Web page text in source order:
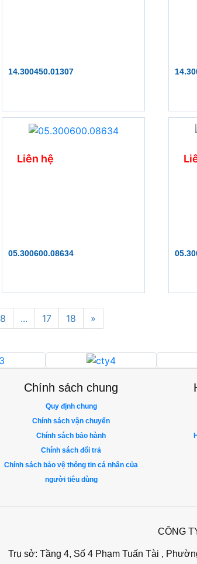
14.300450.01307
Liên hệ
05.300600.08634
8 ... 17 18 »
Chính sách chung
Quy định chung
Chính sách vận chuyển
Chính sách bảo hành
Chính sách đổi trả
Chính sách bảo vệ thông tin cá nhân của
người tiêu dùng
CÔNG
Trụ sở: Tầng 4, Số 4 Phạm Tuấn Tài ,